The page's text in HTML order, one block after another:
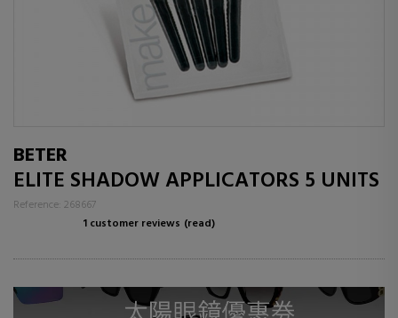
BETER
ELITE SHADOW APPLICATORS 5 UNITS
Reference: 268667
1 customer reviews (read)